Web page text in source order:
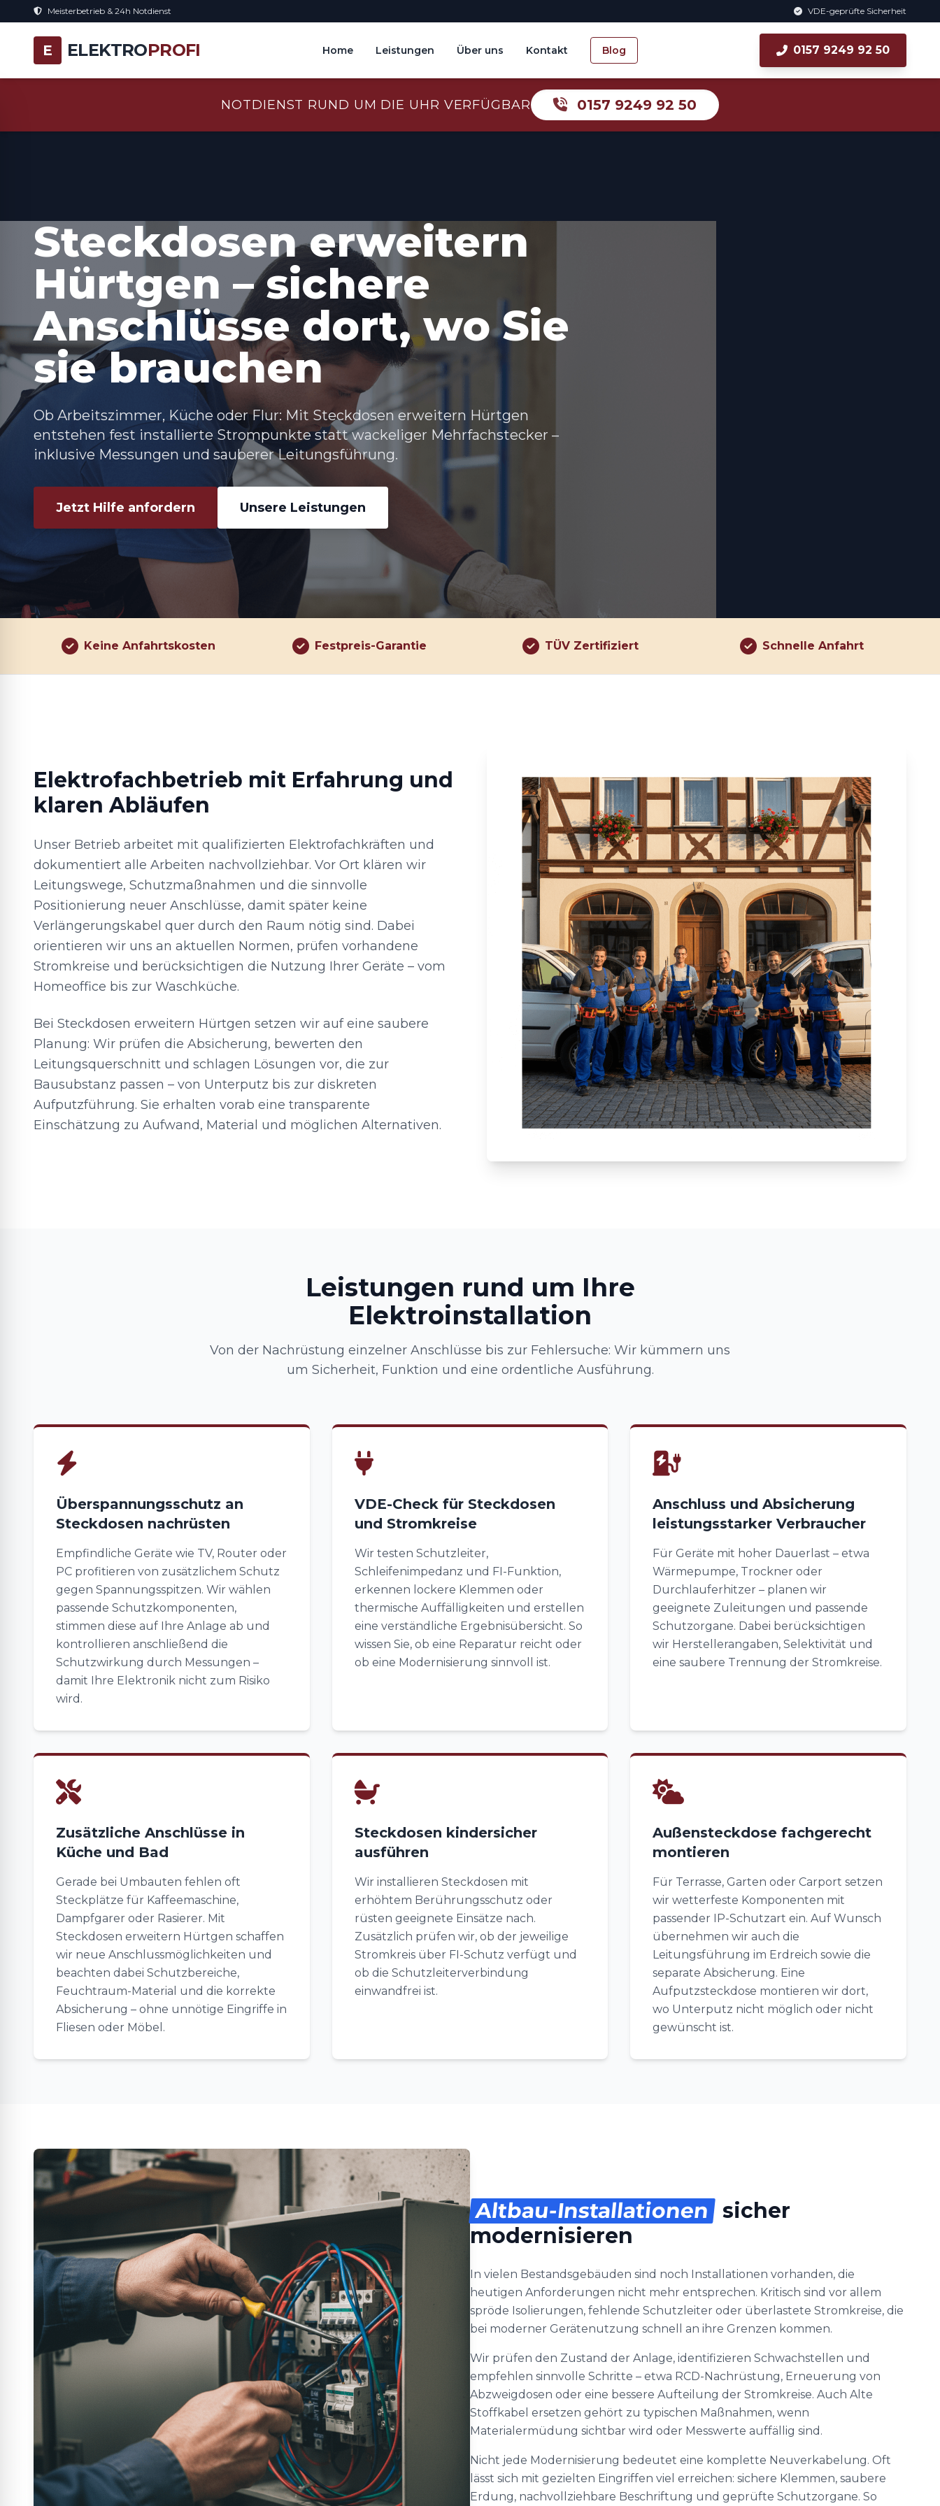
Meisterbetrieb & 24h Notdienst VDE-geprüfte Sicherheit
E ELEKTROPROFI Home Leistungen Über uns Kontakt Blog 0157 9249 92 50
NOTDIENST RUND UM DIE UHR VERFÜGBAR 0157 9249 92 50
Steckdosen erweitern
Hürtgen – sichere
Anschlüsse dort, wo Sie
sie brauchen
Ob Arbeitszimmer, Küche oder Flur: Mit Steckdosen erweitern Hürtgen
entstehen fest installierte Strompunkte statt wackeliger Mehrfachstecker –
inklusive Messungen und sauberer Leitungsführung.
Jetzt Hilfe anfordern Unsere Leistungen
Keine Anfahrtskosten Festpreis-Garantie TÜV Zertifiziert Schnelle Anfahrt
Elektrofachbetrieb mit Erfahrung und
klaren Abläufen
Unser Betrieb arbeitet mit qualifizierten Elektrofachkräften und
dokumentiert alle Arbeiten nachvollziehbar. Vor Ort klären wir
Leitungswege, Schutzmaßnahmen und die sinnvolle
Positionierung neuer Anschlüsse, damit später keine
Verlängerungskabel quer durch den Raum nötig sind. Dabei
orientieren wir uns an aktuellen Normen, prüfen vorhandene
Stromkreise und berücksichtigen die Nutzung Ihrer Geräte – vom
Homeoffice bis zur Waschküche.
Bei Steckdosen erweitern Hürtgen setzen wir auf eine saubere
Planung: Wir prüfen die Absicherung, bewerten den
Leitungsquerschnitt und schlagen Lösungen vor, die zur
Bausubstanz passen – von Unterputz bis zur diskreten
Aufputzführung. Sie erhalten vorab eine transparente
Einschätzung zu Aufwand, Material und möglichen Alternativen.
Leistungen rund um Ihre
Elektroinstallation
Von der Nachrüstung einzelner Anschlüsse bis zur Fehlersuche: Wir kümmern uns
um Sicherheit, Funktion und eine ordentliche Ausführung.
Überspannungsschutz an
Steckdosen nachrüsten
Empfindliche Geräte wie TV, Router oder
PC profitieren von zusätzlichem Schutz
gegen Spannungsspitzen. Wir wählen
passende Schutzkomponenten,
stimmen diese auf Ihre Anlage ab und
kontrollieren anschließend die
Schutzwirkung durch Messungen –
damit Ihre Elektronik nicht zum Risiko
wird.
VDE-Check für Steckdosen
und Stromkreise
Wir testen Schutzleiter,
Schleifenimpedanz und FI-Funktion,
erkennen lockere Klemmen oder
thermische Auffälligkeiten und erstellen
eine verständliche Ergebnisübersicht. So
wissen Sie, ob eine Reparatur reicht oder
ob eine Modernisierung sinnvoll ist.
Anschluss und Absicherung
leistungsstarker Verbraucher
Für Geräte mit hoher Dauerlast – etwa
Wärmepumpe, Trockner oder
Durchlauferhitzer – planen wir
geeignete Zuleitungen und passende
Schutzorgane. Dabei berücksichtigen
wir Herstellerangaben, Selektivität und
eine saubere Trennung der Stromkreise.
Zusätzliche Anschlüsse in
Küche und Bad
Gerade bei Umbauten fehlen oft
Steckplätze für Kaffeemaschine,
Dampfgarer oder Rasierer. Mit
Steckdosen erweitern Hürtgen schaffen
wir neue Anschlussmöglichkeiten und
beachten dabei Schutzbereiche,
Feuchtraum-Material und die korrekte
Absicherung – ohne unnötige Eingriffe in
Fliesen oder Möbel.
Steckdosen kindersicher
ausführen
Wir installieren Steckdosen mit
erhöhtem Berührungsschutz oder
rüsten geeignete Einsätze nach.
Zusätzlich prüfen wir, ob der jeweilige
Stromkreis über FI-Schutz verfügt und
ob die Schutzleiterverbindung
einwandfrei ist.
Außensteckdose fachgerecht
montieren
Für Terrasse, Garten oder Carport setzen
wir wetterfeste Komponenten mit
passender IP-Schutzart ein. Auf Wunsch
übernehmen wir auch die
Leitungsführung im Erdreich sowie die
separate Absicherung. Eine
Aufputzsteckdose montieren wir dort,
wo Unterputz nicht möglich oder nicht
gewünscht ist.
Altbau-Installationen sicher
modernisieren
In vielen Bestandsgebäuden sind noch Installationen vorhanden, die
heutigen Anforderungen nicht mehr entsprechen. Kritisch sind vor allem
spröde Isolierungen, fehlende Schutzleiter oder überlastete Stromkreise, die
bei moderner Gerätenutzung schnell an ihre Grenzen kommen.
Wir prüfen den Zustand der Anlage, identifizieren Schwachstellen und
empfehlen sinnvolle Schritte – etwa RCD-Nachrüstung, Erneuerung von
Abzweigdosen oder eine bessere Aufteilung der Stromkreise. Auch Alte
Stoffkabel ersetzen gehört zu typischen Maßnahmen, wenn
Materialermüdung sichtbar wird oder Messwerte auffällig sind.
Nicht jede Modernisierung bedeutet eine komplette Neuverkabelung. Oft
lässt sich mit gezielten Eingriffen viel erreichen: sichere Klemmen, saubere
Erdung, nachvollziehbare Beschriftung und geprüfte Schutzorgane. So